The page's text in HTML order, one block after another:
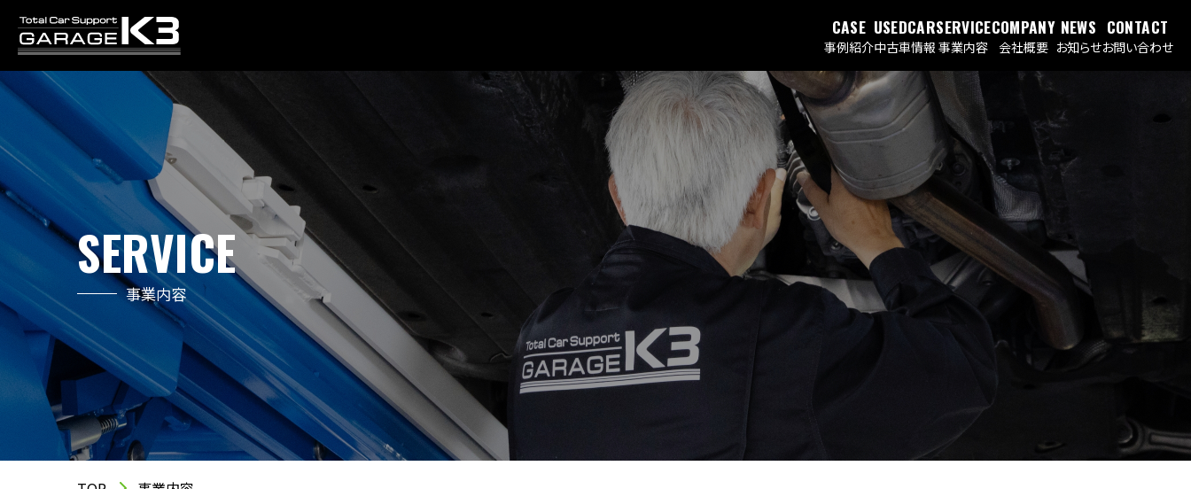
CASE
事例紹介
USEDCAR
中古車情報
SERVICE
事業内容
COMPANY
会社概要
NEWS
お知らせ
CONTACT
お問い合わせ
SERVICE
事業内容